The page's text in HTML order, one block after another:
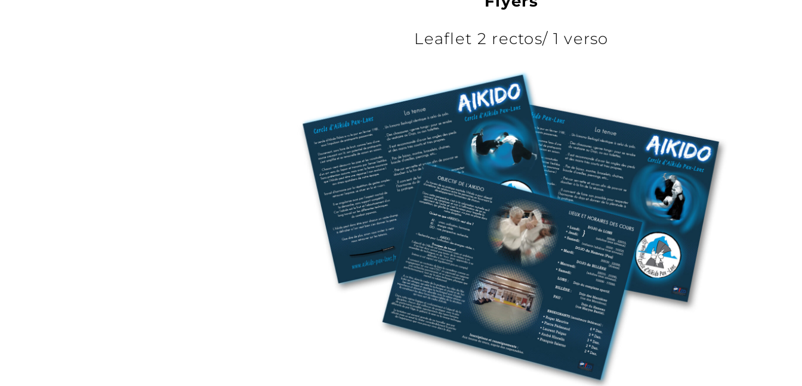
Leaflet 2 rectos/ 1 verso